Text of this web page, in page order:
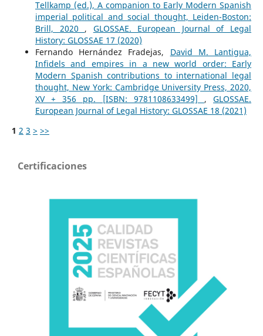
Tellkamp (ed.), A companion to Early Modern Spanish
imperial political and social thought, Leiden-Boston:
Brill, 2020 , GLOSSAE. European Journal of Legal
History: GLOSSAE 17 (2020)
Fernando Hernández Fradejas, David M. Lantigua,
Infidels and empires in a new world order: Early
Modern Spanish contributions to international legal
thought, New York: Cambridge University Press, 2020,
XV + 356 pp. [ISBN: 9781108633499] ,GLOSSAE.
European Journal of Legal History: GLOSSAE 18 (2021)
1 2 3 > >>
Certificaciones